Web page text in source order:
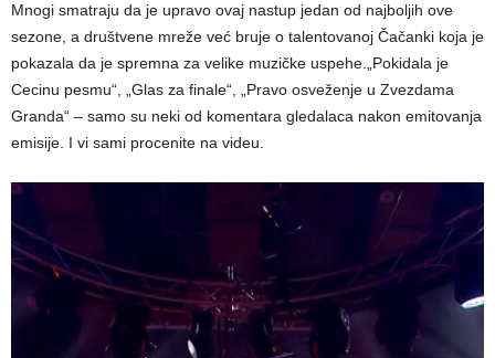
Mnogi smatraju da je upravo ovaj nastup jedan od najboljih ove
sezone, a društvene mreže već bruje o talentovanoj Čačanki koja je
pokazala da je spremna za velike muzičke uspehe.„Pokidala je
Cecinu pesmu“, „Glas za finale“, „Pravo osveženje u Zvezdama
Granda“ – samo su neki od komentara gledalaca nakon emitovanja
emisije. I vi sami procenite na videu.